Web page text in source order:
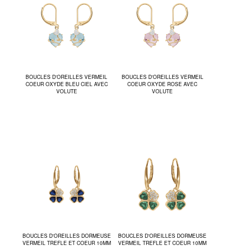
BOUCLES D'OREILLES VERMEIL
COEUR OXYDE BLEU CIEL AVEC
VOLUTE
BOUCLES D'OREILLES VERMEIL
COEUR OXYDE ROSE AVEC
VOLUTE
BOUCLES D'OREILLES DORMEUSE
VERMEIL TREFLE ET COEUR 10MM
BOUCLES D'OREILLES DORMEUSE
VERMEIL TREFLE ET COEUR 10MM